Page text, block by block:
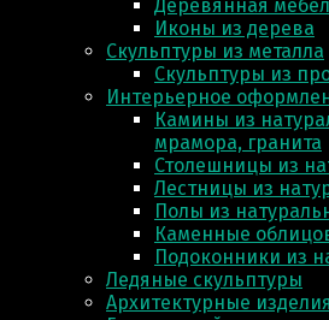
Деревянная
Иконы из дерева
Скульптуры из металла
Скульптуры из
Интерьерное
Камины из
мрамора, гранита
Столешницы из
Лестницы из
Полы из
Каменные
Подоконники из
Ледяные скульптуры
Архитектурные изделия